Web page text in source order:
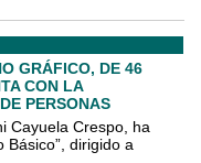
GRÁFICO, DE 46
CON LA
PERSONAS
Cayuela Crespo, ha
Básico”, dirigido a